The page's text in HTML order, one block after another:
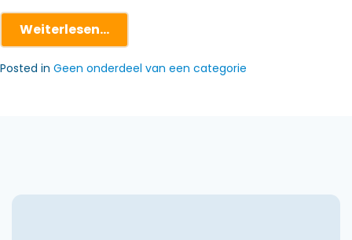
Weiterlesen…
Posted in Geen onderdeel van een categorie